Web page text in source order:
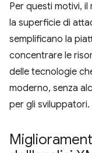
Per questi motivi, il
la superficie di
semplificano la
concentrare le
delle tecnologie
moderno, senza
per gli sviluppatori.